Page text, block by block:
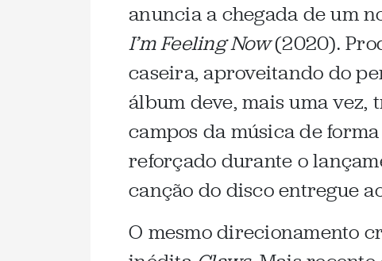
anuncia a chegada de um
I’m Feeling Now(2020).
caseira, aproveitando do
álbum deve, mais uma
campos da música de
reforçado durante o
canção do disco entregue
O mesmo direcionamento